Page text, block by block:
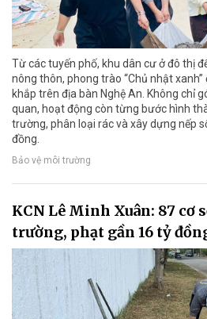
Từ các tuyến phố, khu dân cư ở đô thị
nông thôn, phong trào “Chủ nhật
khắp trên địa bàn Nghệ An. Không chỉ
quan, hoạt động còn từng bước hình
trường, phân loại rác và xây dựng nếp
đồng.
Bảo vệ môi trường
KCN Lê Minh Xuân: 87 cơ
trường, phạt gần 16 tỷ